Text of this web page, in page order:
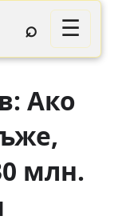
⌕ ☰
Ако
млн.